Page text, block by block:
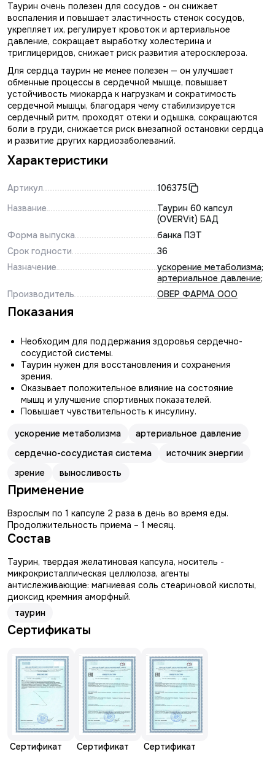
Таурин очень полезен для сосудов - он снижает
воспаления и повышает эластичность стенок сосудов,
укрепляет их, регулирует кровоток и артериальное
давление, сокращает выработку холестерина и
триглицеридов, снижает риск развития атеросклероза.
Для сердца таурин не менее полезен — он улучшает
обменные процессы в сердечной мышце, повышает
устойчивость миокарда к нагрузкам и сократимость
сердечной мышцы, благодаря чему стабилизируется
сердечный ритм, проходят отеки и одышка, сокращаются
боли в груди, снижается риск внезапной остановки сердца
и развитие других кардиозаболеваний.
Характеристики
Артикул
106375
Название
Таурин 60 капсул
(OVERVit) БАД
Форма выпуска
банка ПЭТ
Срок годности
36
Назначение
ускорение метаболизма;
артериальное давление;
Производитель
ОВЕР ФАРМА ООО
Показания
Необходим для поддержания здоровья сердечно-
сосудистой системы.
Таурин нужен для восстановления и сохранения
зрения.
Оказывает положительное влияние на состояние
мышц и улучшение спортивных показателей.
Повышает чувствительность к инсулину.
ускорение метаболизма
артериальное давление
сердечно-сосудистая система
источник энергии
зрение
выносливость
Применение
Взрослым по 1 капсуле 2 раза в день во время еды.
Продолжительность приема – 1 месяц.
Состав
Таурин, твердая желатиновая капсула, носитель -
микрокристаллическая целлюлоза, агенты
антислеживающие: магниевая соль стеариновой кислоты,
диоксид кремния аморфный.
таурин
Сертификаты
Сертификат Сертификат Сертификат